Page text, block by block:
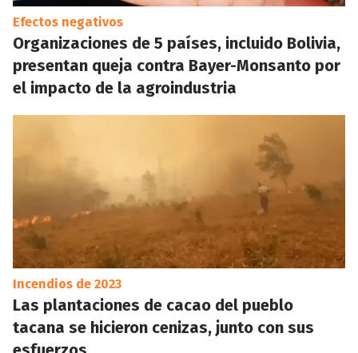
Efectos negativos
Organizaciones de 5 países, incluido Bolivia,
presentan queja contra Bayer-Monsanto por
el impacto de la agroindustria
Incendios de 2023
Las plantaciones de cacao del pueblo
tacana se hicieron cenizas, junto con sus